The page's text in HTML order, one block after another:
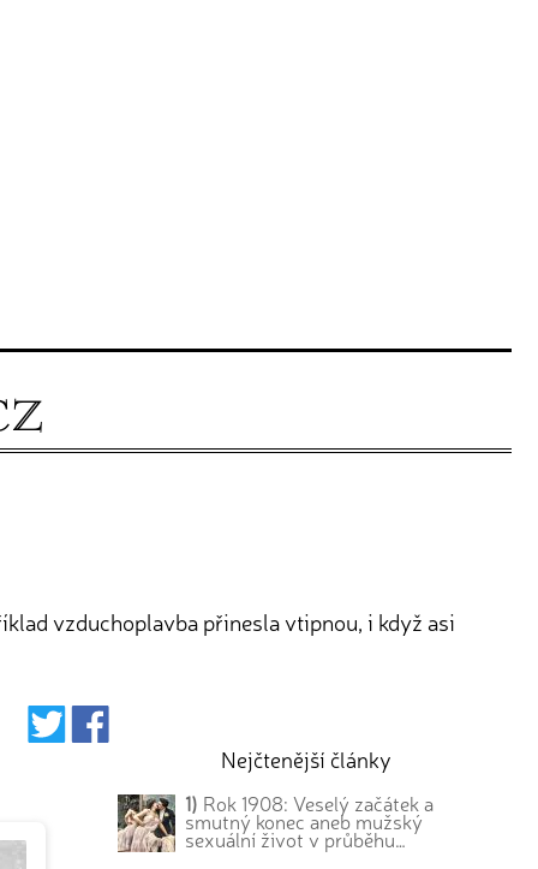
vzduchoplavba přinesla vtipnou, i když asi
Nejčtenější články
1) Rok 1908: Veselý začátek a
smutný konec aneb mužský
sexuální život v průběhu…